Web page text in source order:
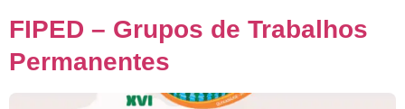
FIPED – Grupos de Trabalhos
Permanentes